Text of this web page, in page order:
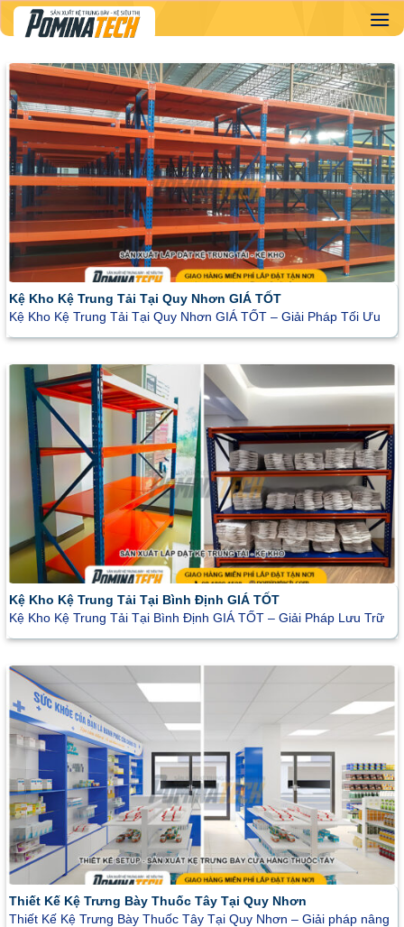
Skip
to
Kệ Kho Kệ Trung Tải Tại Quy Nhơn GIÁ TỐT
Kệ Kho Kệ Trung Tải Tại Quy Nhơn GIÁ TỐT – Giải Pháp Tối Ưu
Kệ Kho Kệ Trung Tải Tại Bình Định GIÁ TỐT
Kệ Kho Kệ Trung Tải Tại Bình Định GIÁ TỐT – Giải Pháp Lưu Trữ
Thiết Kế Kệ Trưng Bày Thuốc Tây Tại Quy Nhơn
Thiết Kế Kệ Trưng Bày Thuốc Tây Tại Quy Nhơn – Giải pháp nâng